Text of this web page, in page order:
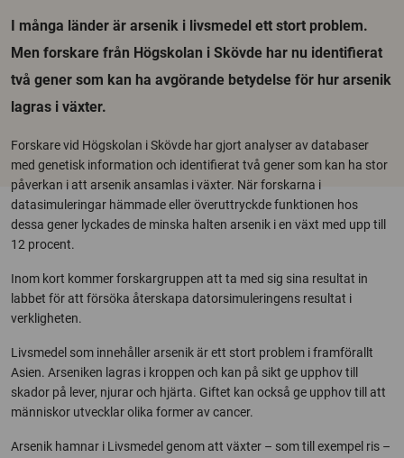
I många länder är arsenik i livsmedel ett stort problem.
Men forskare från Högskolan i Skövde har nu identifierat
två gener som kan ha avgörande betydelse för hur arsenik
lagras i växter.
Forskare vid Högskolan i Skövde har gjort analyser av databaser
med genetisk information och identifierat två gener som kan ha stor
påverkan i att arsenik ansamlas i växter. När forskarna i
datasimuleringar hämmade eller överuttryckde funktionen hos
dessa gener lyckades de minska halten arsenik i en växt med upp till
12 procent.
Inom kort kommer forskargruppen att ta med sig sina resultat in
labbet för att försöka återskapa datorsimuleringens resultat i
verkligheten.
Livsmedel som innehåller arsenik är ett stort problem i framförallt
Asien. Arseniken lagras i kroppen och kan på sikt ge upphov till
skador på lever, njurar och hjärta. Giftet kan också ge upphov till att
människor utvecklar olika former av cancer.
Arsenik hamnar i Livsmedel genom att växter – som till exempel ris –